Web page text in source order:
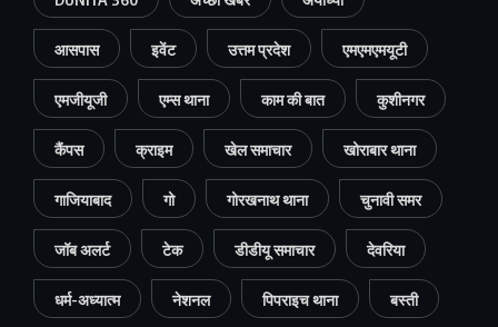
आसपास इवेंट उत्तम प्रदेश एमएमएमयूटी
एमजीयूजी एम्स थाना काम की बात कुशीनगर
कैंपस क्राइम खेल समाचार खोराबार थाना
गाजियाबाद गो गोरखनाथ थाना चुनावी समर
जॉब अलर्ट टेक डीडीयू समाचार देवरिया
धर्म-अध्यात्म नेशनल पिपराइच थाना बस्ती